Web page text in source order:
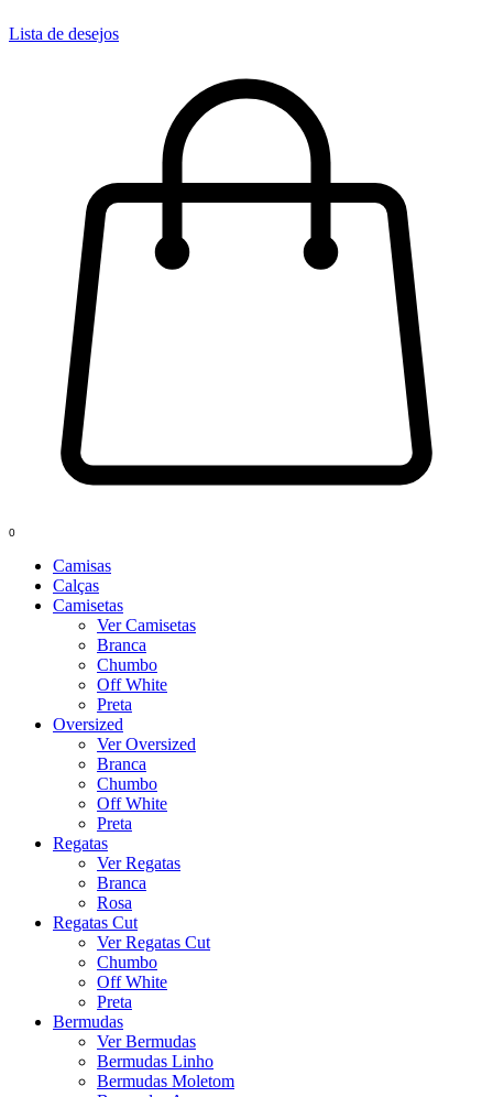
Lista de desejos
0
Camisas
Calças
Camisetas
Ver Camisetas
Branca
Chumbo
Off White
Preta
Oversized
Ver Oversized
Branca
Chumbo
Off White
Preta
Regatas
Ver Regatas
Branca
Rosa
Regatas Cut
Ver Regatas Cut
Chumbo
Off White
Preta
Bermudas
Ver Bermudas
Bermudas Linho
Bermudas Moletom